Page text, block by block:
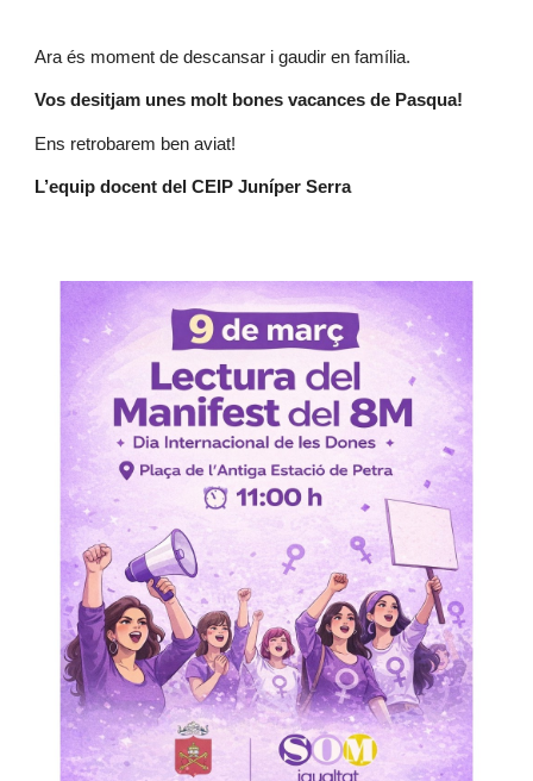
Ara és moment de descansar i gaudir en família.
Vos desitjam unes molt bones vacances de Pasqua!
Ens retrobarem ben aviat!
L’equip docent del CEIP Juníper Serra